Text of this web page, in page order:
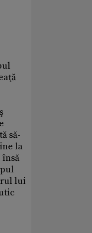
să-
la
însă
lui